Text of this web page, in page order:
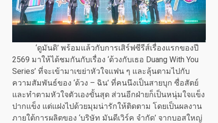
‘ดูมันดิ’ พร้อมแล้วกับการเสิร์ฟซีรีส์เรื่องแรกของปี
2569 มาให้ได้ชมกันกับเรื่อง ‘ด้วงกับเธอ Duang With You
Series’ ที่จะเข้ามาเขย่าหัวใจแฟน ๆ และลุ้นตามไปกับ
ความสัมพันธ์ของ ‘ด้วง – ฉิน’ ที่คนนึงเป็นสายบุก ซื่อสัตย์
และทำตามหัวใจตัวเองขั้นสุด ส่วนอีกฝ่ายก็เป็นหนุ่มใจแข็ง
ปากแข็ง แต่แฝงไปด้วยมุมน่ารักให้ติดตาม โดยเป็นผลงาน
ภายใต้การผลิตของ ‘บริษัท มันดีเวิร์ค จำกัด’ จากบอสใหญ่